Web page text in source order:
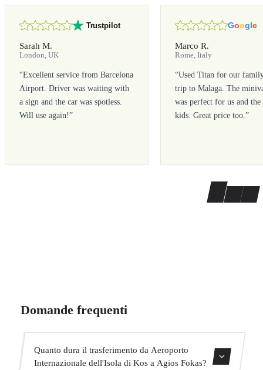
Trustpilot
Sarah M.
London, UK
“Excellent service from Barcelona
Airport. Driver was waiting with
a sign and the car was spotless.
Will use again!”
Google
Marco R.
Rome, Italy
“Used Titan for our
trip to Malaga. The
was perfect for us and the
kids. Great price too.”
Domande frequenti
Quanto dura il trasferimento da Aeroporto
Internazionale dell'Isola di Kos a Agios Fokas?